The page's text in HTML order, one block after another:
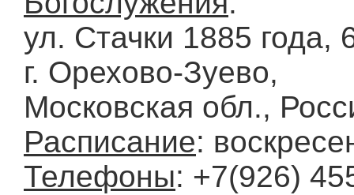
ул. Стачки 1885 года,
г. Орехово-Зуево,
Московская обл.,
Расписание:
Телефоны: +7(926)